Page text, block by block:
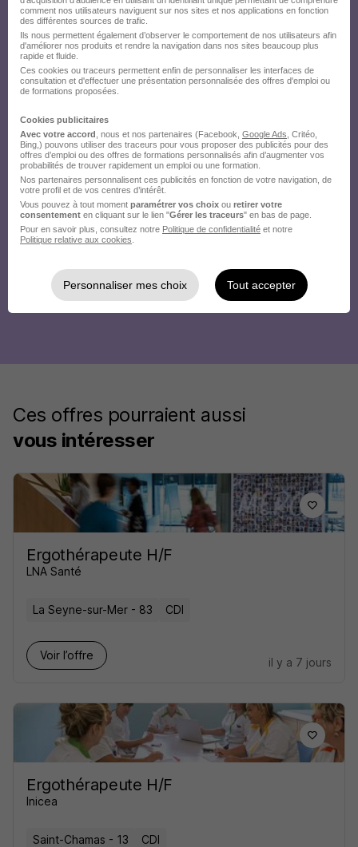
Ces offres pourraient aussi
vous intéresser
Ergothérapeute H/F
LNA Santé
La Seyne-sur-Mer - 83 CDI
Voir l’offre
il y a 7 jours
Ergothérapeute H/F
Inicea
Saint-Chamas - 13 CDI
comment nos utilisateurs naviguent sur nos sites et nos applications en fonction
des différentes sources de trafic.
Ils nous permettent également d’observer le comportement de nos utilisateurs afin
d'améliorer nos produits et rendre la navigation dans nos sites beaucoup plus
rapide et fluide.
Ces cookies ou traceurs permettent enfin de personnaliser les interfaces de
consultation et d'effectuer une présentation personnalisée des offres d'emploi ou
de formations proposées.
Cookies publicitaires
Avec votre accord , nous et nos partenaires (Facebook, Google Ads , Critéo,
Bing,) pouvons utiliser des traceurs pour vous proposer des publicités pour des
offres d’emploi ou des offres de formations personnalisés afin d’augmenter vos
probabilités de trouver rapidement un emploi ou une formation.
Nos partenaires personnalisent ces publicités en fonction de votre navigation, de
votre profil et de vos centres d’intérêt.
Vous pouvez à tout moment paramétrer vos choix ou retirer votre
consentement en cliquant sur le lien "Gérer les traceurs" en bas de page.
Pour en savoir plus, consultez notre Politique de confidentialité et notre
Politique relative aux cookies
Personnaliser mes choix Tout accepter